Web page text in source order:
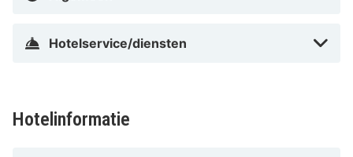
Hotelservice/diensten
Hotelinformatie